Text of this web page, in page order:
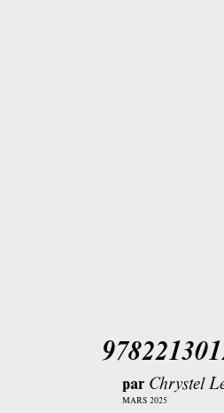
par Chrystel
MARS 2025